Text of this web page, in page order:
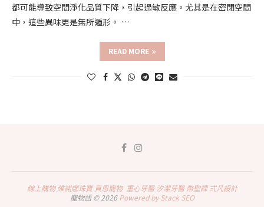
都可能導致空間淨化品質下降，引起過敏反應。尤其是在密閉空間
中，這些異味更是無所遁形。 …
READ MORE
線上購物 維諾娜珠寶 貝恩寵物 重心牙醫 汐潔牙醫 幣聖課 弍凡設計
寵物語 © 2026Powered by Stack SEO